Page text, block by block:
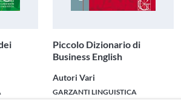
Piccolo Dizionario di
Business English
Autori Vari
GARZANTI LINGUISTICA